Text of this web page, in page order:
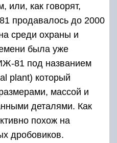
или, как говорят,
продавалось до 2000
среди охраны и
была уже
81 под названием
plant) который
массой и
деталями. Как
похож на
дробовиков.